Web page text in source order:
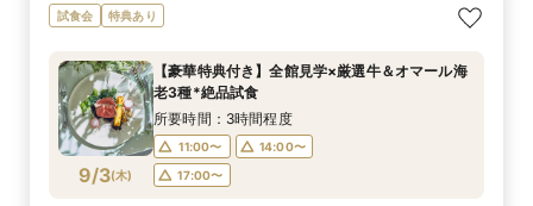
8/31(月)
【貸切で叶うペット婚】全館一緒OK★ペット
ウェディング相談会
11:00〜
17:00〜
フェアを予約
8/31(月)
《徹底比較*2件目以降の方へ》見積り相談×憧れ
の邸宅貸切体験
11:00〜
17:00〜
フェアを予約
8/31(月)
【少人数W】挙式＆会食プラン♪白樺の森チャペ
ル×厳選牛試食
11:00〜
17:00〜
フェアを予約
8/31(月)
＼初見学に◎／心躍る花嫁の第一歩♪見積もり相
談＆豪華試食
11:00〜
17:00〜
フェアを予約
8/31(月)
【オンライン開催】遠方在住でも安心◆バーチャ
ル見学＆相談会
12:00〜
17:00〜
フェアを予約
試食会 特典あり
9/3(木)
【豪華特典付き】全館見学×厳選牛＆オマール海
老3種*絶品試食
所要時間：3時間程度
11:00〜
14:00〜
17:00〜